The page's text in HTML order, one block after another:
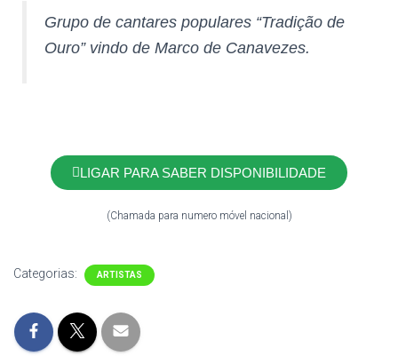
Grupo de cantares populares “Tradição de
Ouro” vindo de Marco de Canavezes.
LIGAR PARA SABER DISPONIBILIDADE
(Chamada para numero móvel nacional)
Categorias: ARTISTAS